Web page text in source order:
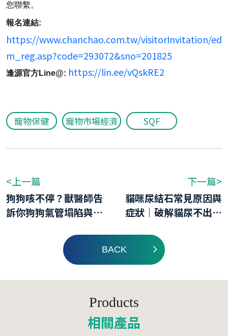
您聯繫。
報名連結:
https://www.chanchao.com.tw/visitorInvitation/ed
m_reg.asp?code=293072&sno=201825
逢源官方Line@: https://lin.ee/vQskRE2
寵物保健 寵物市場經濟 SQF
<上一篇
狗狗咳不停？獸醫師告
訴你狗狗氣管塌陷與照
下一篇>
貓咪尿結石常見原因與
症狀｜破解貓尿不出來
BACK
Products
相關產品